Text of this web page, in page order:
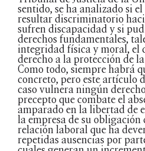
sentido, se ha analizado si
resultar discriminatorio
sufren discapacidad y si
derechos fundamentales,
integridad física y moral, el
derecho a la protección de
Como todo, siempre habrá
concreto, pero este artículo
caso vulnera ningún
precepto que combate el
amparado en la libertad de
la empresa de su
relación laboral que ha
repetidas ausencias por